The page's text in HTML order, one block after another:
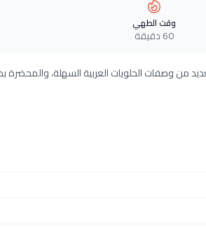
وقت الطهي
60 دقيقة
من وصفات الحلويات العربية السهلة،